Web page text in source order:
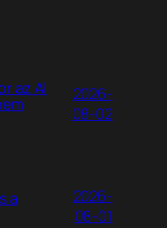
az AI
2026-
08-02
a
2026-
08-01